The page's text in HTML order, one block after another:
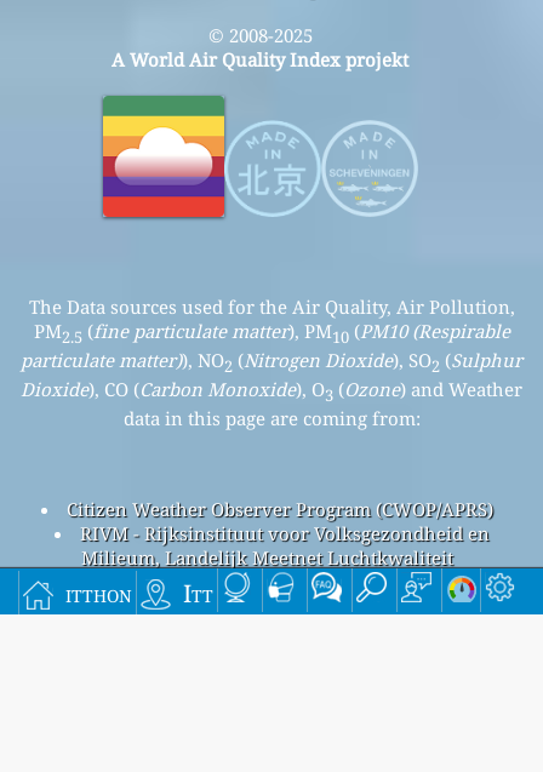
itthon Itt
© 2008-2025
A World Air Quality Index projekt
The Data sources used for the Air Quality, Air Pollution,
PM2.5 (fine particulate matter), PM10(PM10 (Respirable
particulate matter)), NO2 (Nitrogen Dioxide), SO2 (Sulphur
Dioxide), CO (Carbon Monoxide), O3 (Ozone) and Weather
data in this page are coming from:
Citizen Weather Observer Program (CWOP/APRS)
RIVM - Rijksinstituut voor Volksgezondheid en
Milieum, Landelijk Meetnet Luchtkwaliteit
Pleinweg, Rotterdam Air Pollution
Pleinweg, Rotterdam overall air quality index is 24